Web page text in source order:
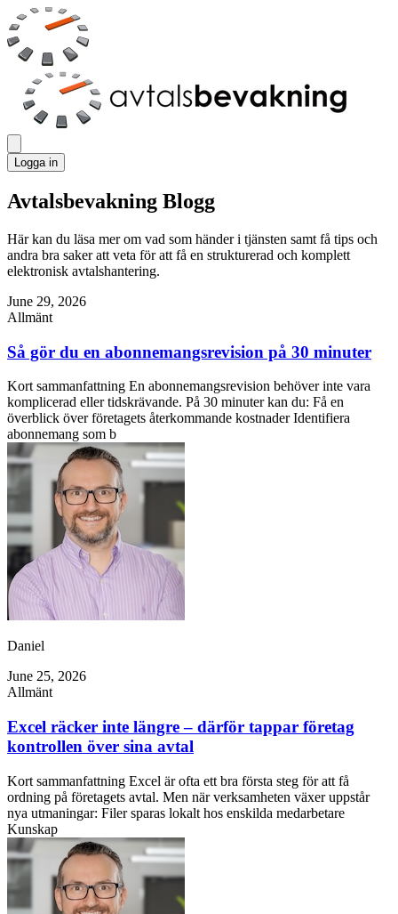
Logga in
Avtalsbevakning Blogg
Här kan du läsa mer om vad som händer i tjänsten samt få tips och
andra bra saker att veta för att få en strukturerad och komplett
elektronisk avtalshantering.
June 29, 2026
Allmänt
Så gör du en abonnemangsrevision på 30 minuter
Kort sammanfattning En abonnemangsrevision behöver inte vara
komplicerad eller tidskrävande. På 30 minuter kan du: Få en
överblick över företagets återkommande kostnader Identifiera
abonnemang som b
Daniel
June 25, 2026
Allmänt
Excel räcker inte längre – därför tappar företag
kontrollen över sina avtal
Kort sammanfattning Excel är ofta ett bra första steg för att få
ordning på företagets avtal. Men när verksamheten växer uppstår
nya utmaningar: Filer sparas lokalt hos enskilda medarbetare
Kunskap